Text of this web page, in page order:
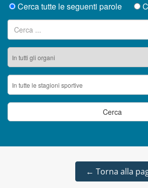
Cerca tutte le seguenti parole
Ricerca per:
← Torna alla